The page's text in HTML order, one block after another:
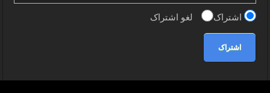
اشتراک لغو اشتراک
اشتراک